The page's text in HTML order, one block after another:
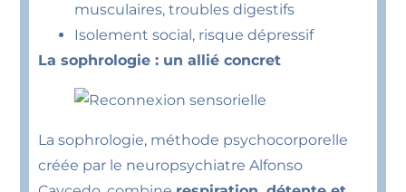
musculaires, troubles digestifs
Isolement social, risque dépressif
La sophrologie : un allié concret
La sophrologie, méthode psychocorporelle
créée par le neuropsychiatre Alfonso